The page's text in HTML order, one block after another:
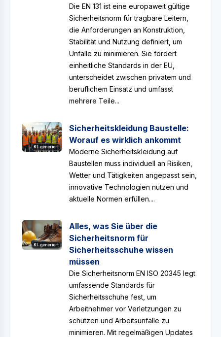
Die EN 131 ist eine europaweit gültige
Sicherheitsnorm für tragbare Leitern,
die Anforderungen an Konstruktion,
Stabilität und Nutzung definiert, um
Unfälle zu minimieren. Sie fördert
einheitliche Standards in der EU,
unterscheidet zwischen privatem und
beruflichem Einsatz und umfasst
mehrere Teile...
KI-generiert
Sicherheitskleidung Baustelle:
Worauf es wirklich ankommt
Moderne Sicherheitskleidung auf
Baustellen muss individuell an Risiken,
Wetter und Tätigkeiten angepasst sein,
innovative Technologien nutzen und
aktuelle Normen erfüllen....
KI-generiert
Alles, was Sie über die
Sicherheitsnorm für
Sicherheitsschuhe wissen
müssen
Die Sicherheitsnorm EN ISO 20345 legt
umfassende Standards für
Sicherheitsschuhe fest, um
Arbeitnehmer vor Verletzungen zu
schützen und Arbeitsunfälle zu
minimieren. Mit regelmäßigen Updates